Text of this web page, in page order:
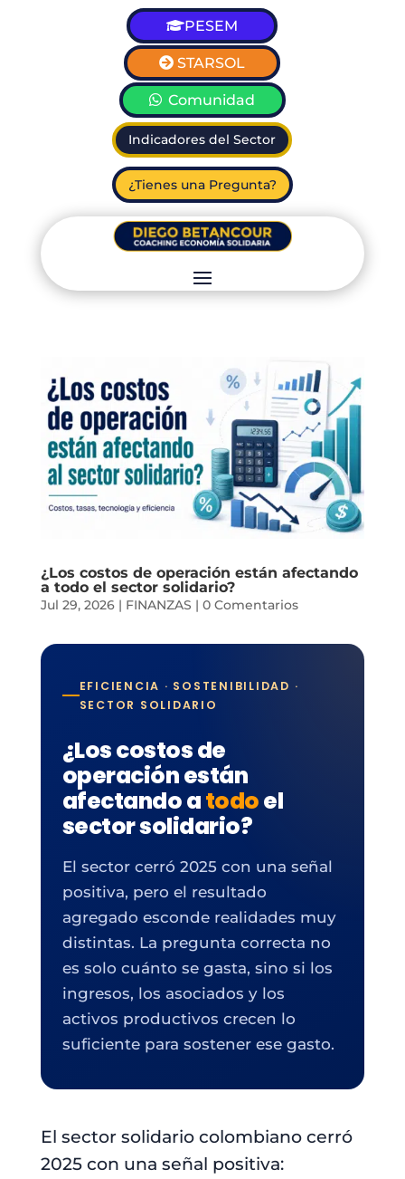
PESEM
STARSOL
Comunidad
Indicadores del Sector
¿Tienes una Pregunta?
¿Los costos de operación están afectando
a todo el sector solidario?
Jul 29, 2026| FINANZAS | 0 Comentarios
EFICIENCIA · SOSTENIBILIDAD ·
SECTOR SOLIDARIO
¿Los costos de
operación están
afectando atodoel
sector solidario?
El sector cerró 2025 con una señal
positiva, pero el resultado
agregado esconde realidades muy
distintas. La pregunta correcta no
es solo cuánto se gasta, sino si los
ingresos, los asociados y los
activos productivos crecen lo
suficiente para sostener ese gasto.
El sector solidario colombiano cerró
2025 con una señal positiva: